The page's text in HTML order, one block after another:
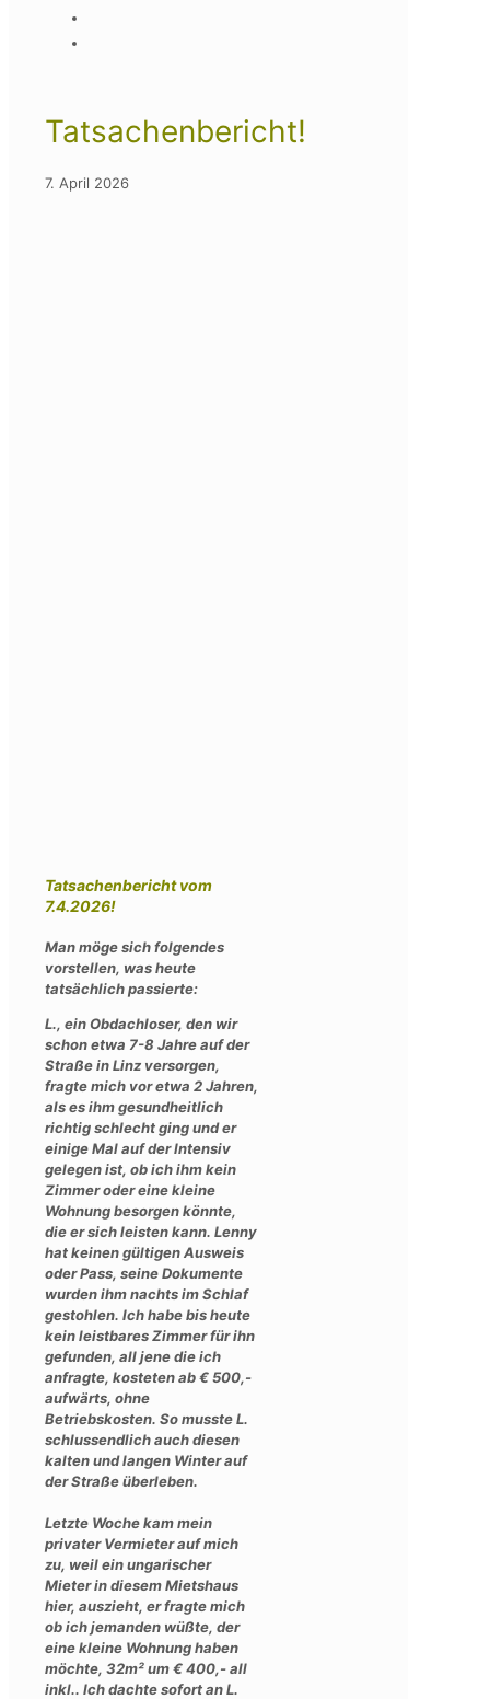
Tatsachenbericht!
7. April 2026
Tatsachenbericht vom
7.4.2026!
Man möge sich folgendes
vorstellen, was heute
tatsächlich passierte:
L., ein Obdachloser, den wir
schon etwa 7-8 Jahre auf der
Straße in Linz versorgen,
fragte mich vor etwa 2 Jahren,
als es ihm gesundheitlich
richtig schlecht ging und er
einige Mal auf der Intensiv
gelegen ist, ob ich ihm kein
Zimmer oder eine kleine
Wohnung besorgen könnte,
die er sich leisten kann. Lenny
hat keinen gültigen Ausweis
oder Pass, seine Dokumente
wurden ihm nachts im Schlaf
gestohlen. Ich habe bis heute
kein leistbares Zimmer für ihn
gefunden, all jene die ich
anfragte, kosteten ab € 500,-
aufwärts, ohne
Betriebskosten. So musste L.
schlussendlich auch diesen
kalten und langen Winter auf
der Straße überleben.
Letzte Woche kam mein
privater Vermieter auf mich
zu, weil ein ungarischer
Mieter in diesem Mietshaus
hier, auszieht, er fragte mich
ob ich jemanden wüßte, der
eine kleine Wohnung haben
möchte, 32m² um € 400,- all
inkl.. Ich dachte sofort an L.